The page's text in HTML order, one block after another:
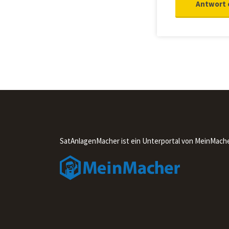
SatAnlagenMacher ist ein Unterportal von